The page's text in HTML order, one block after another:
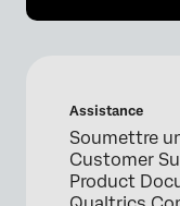
Assistance
Soumettre
Customer
Product